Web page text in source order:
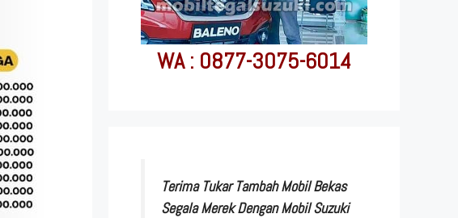
WA : 0877-3075-6014
Terima Tukar Tambah Mobil Bekas
Segala Merek Dengan Mobil Suzuki